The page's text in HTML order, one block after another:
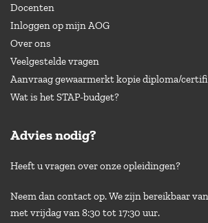
Docenten
Inloggen op mijn AOG
Over ons
Veelgestelde vragen
Aanvraag gewaarmerkt kopie diploma/
Wat is het STAP-budget?
Advies nodig?
Heeft u vragen over onze opleidingen?
Neem dan contact op. We zijn bereikbaar
met vrijdag van 8:30 tot 17:30 uur.